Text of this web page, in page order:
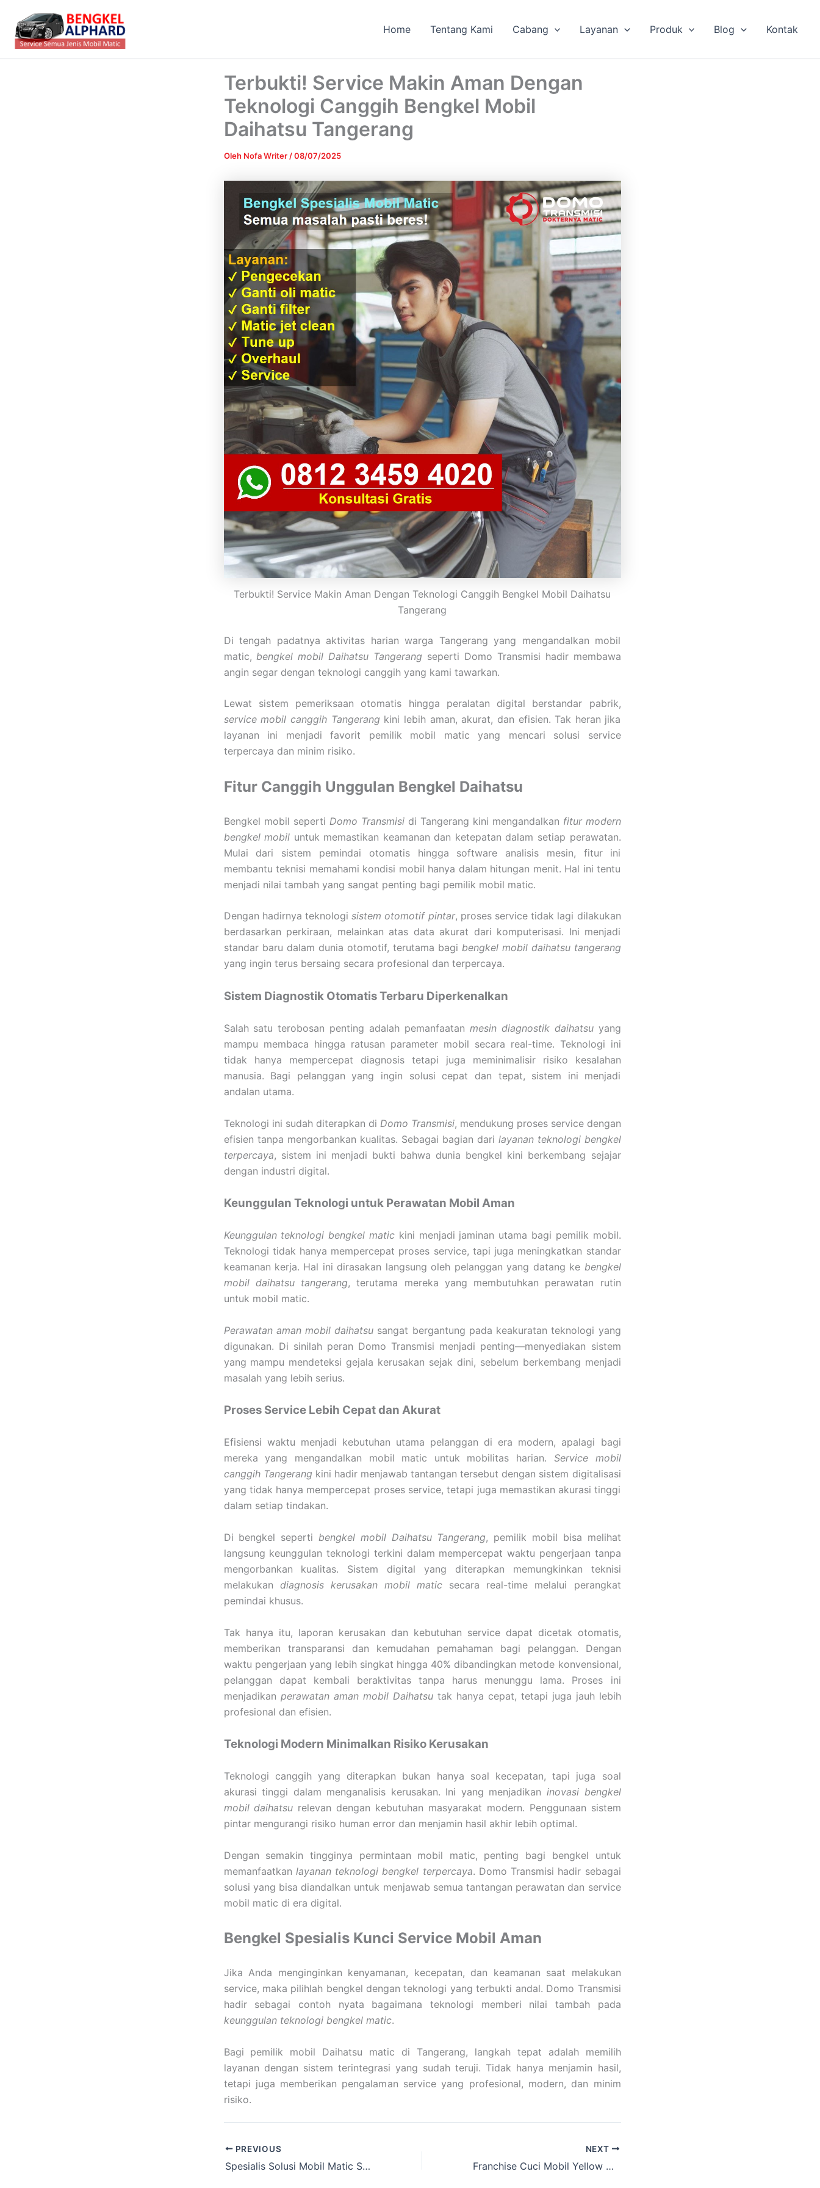
konten
Home Tentang Kami Cabang Layanan Produk Blog Kontak
Terbukti! Service Makin Aman Dengan
Teknologi Canggih Bengkel Mobil
Daihatsu Tangerang
Oleh Nofa Writer /08/07/2025
Terbukti! Service Makin Aman Dengan Teknologi Canggih Bengkel Mobil Daihatsu
Tangerang
Di tengah padatnya aktivitas harian warga Tangerang yang mengandalkan mobil
matic, bengkel mobil Daihatsu Tangerang seperti Domo Transmisi hadir membawa
angin segar dengan teknologi canggih yang kami tawarkan.
Lewat sistem pemeriksaan otomatis hingga peralatan digital berstandar pabrik,
service mobil canggih Tangerang kini lebih aman, akurat, dan efisien. Tak heran jika
layanan ini menjadi favorit pemilik mobil matic yang mencari solusi service
terpercaya dan minim risiko.
Fitur Canggih Unggulan Bengkel Daihatsu
Bengkel mobil seperti Domo Transmisidi Tangerang kini mengandalkan fitur modern
bengkel mobil untuk memastikan keamanan dan ketepatan dalam setiap perawatan.
Mulai dari sistem pemindai otomatis hingga software analisis mesin, fitur ini
membantu teknisi memahami kondisi mobil hanya dalam hitungan menit. Hal ini tentu
menjadi nilai tambah yang sangat penting bagi pemilik mobil matic.
Dengan hadirnya teknologisistem otomotif pintar, proses service tidak lagi dilakukan
berdasarkan perkiraan, melainkan atas data akurat dari komputerisasi. Ini menjadi
standar baru dalam dunia otomotif, terutama bagi bengkel mobil daihatsu tangerang
yang ingin terus bersaing secara profesional dan terpercaya.
Sistem Diagnostik Otomatis Terbaru Diperkenalkan
Salah satu terobosan penting adalah pemanfaatan mesin diagnostik daihatsuyang
mampu membaca hingga ratusan parameter mobil secara real-time. Teknologi ini
tidak hanya mempercepat diagnosis tetapi juga meminimalisir risiko kesalahan
manusia. Bagi pelanggan yang ingin solusi cepat dan tepat, sistem ini menjadi
andalan utama.
Teknologi ini sudah diterapkan di Domo Transmisi, mendukung proses service dengan
efisien tanpa mengorbankan kualitas. Sebagai bagian dari layanan teknologi bengkel
terpercaya, sistem ini menjadi bukti bahwa dunia bengkel kini berkembang sejajar
dengan industri digital.
Keunggulan Teknologi untuk Perawatan Mobil Aman
Keunggulan teknologi bengkel matickini menjadi jaminan utama bagi pemilik mobil.
Teknologi tidak hanya mempercepat proses service, tapi juga meningkatkan standar
keamanan kerja. Hal ini dirasakan langsung oleh pelanggan yang datang ke bengkel
mobil daihatsu tangerang, terutama mereka yang membutuhkan perawatan rutin
untuk mobil matic.
Perawatan aman mobil daihatsu sangat bergantung pada keakuratan teknologi yang
digunakan. Di sinilah peran Domo Transmisi menjadi penting—menyediakan sistem
yang mampu mendeteksi gejala kerusakan sejak dini, sebelum berkembang menjadi
masalah yang lebih serius.
Proses Service Lebih Cepat dan Akurat
Efisiensi waktu menjadi kebutuhan utama pelanggan di era modern, apalagi bagi
mereka yang mengandalkan mobil matic untuk mobilitas harian. Service mobil
canggih Tangerang kini hadir menjawab tantangan tersebut dengan sistem digitalisasi
yang tidak hanya mempercepat proses service, tetapi juga memastikan akurasi tinggi
dalam setiap tindakan.
Di bengkel seperti bengkel mobil Daihatsu Tangerang, pemilik mobil bisa melihat
langsung keunggulan teknologi terkini dalam mempercepat waktu pengerjaan tanpa
mengorbankan kualitas. Sistem digital yang diterapkan memungkinkan teknisi
melakukan diagnosis kerusakan mobil matic secara real-time melalui perangkat
pemindai khusus.
Tak hanya itu, laporan kerusakan dan kebutuhan service dapat dicetak otomatis,
memberikan transparansi dan kemudahan pemahaman bagi pelanggan. Dengan
waktu pengerjaan yang lebih singkat hingga 40% dibandingkan metode konvensional,
pelanggan dapat kembali beraktivitas tanpa harus menunggu lama. Proses ini
menjadikan perawatan aman mobil Daihatsutak hanya cepat, tetapi juga jauh lebih
profesional dan efisien.
Teknologi Modern Minimalkan Risiko Kerusakan
Teknologi canggih yang diterapkan bukan hanya soal kecepatan, tapi juga soal
akurasi tinggi dalam menganalisis kerusakan. Ini yang menjadikan inovasi bengkel
mobil daihatsu relevan dengan kebutuhan masyarakat modern. Penggunaan sistem
pintar mengurangi risiko human error dan menjamin hasil akhir lebih optimal.
Dengan semakin tingginya permintaan mobil matic, penting bagi bengkel untuk
memanfaatkan layanan teknologi bengkel terpercaya. Domo Transmisi hadir sebagai
solusi yang bisa diandalkan untuk menjawab semua tantangan perawatan dan service
mobil matic di era digital.
Bengkel Spesialis Kunci Service Mobil Aman
Jika Anda menginginkan kenyamanan, kecepatan, dan keamanan saat melakukan
service, maka pilihlah bengkel dengan teknologi yang terbukti andal. Domo Transmisi
hadir sebagai contoh nyata bagaimana teknologi memberi nilai tambah pada
keunggulan teknologi bengkel matic.
Bagi pemilik mobil Daihatsu matic di Tangerang, langkah tepat adalah memilih
layanan dengan sistem terintegrasi yang sudah teruji. Tidak hanya menjamin hasil,
tetapi juga memberikan pengalaman service yang profesional, modern, dan minim
risiko.
PREVIOUS
Spesialis Solusi Mobil Matic Sering Nyendat di Bengkel Mitsubishi Jakarta Utara
NEXT
Franchise Cuci Mobil Yellow Peluang Usaha Kekinian